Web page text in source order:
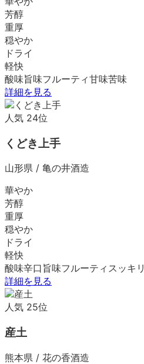
芳醇
重厚
穏やか
ドライ
軽快
酸味旨味フルーティ甘味苦味
詳細を見る
人気 24位
くどき上手
山形県 / 亀の井酒造
華やか
芳醇
重厚
穏やか
ドライ
軽快
酸味辛口 旨味フルーティ スッキリ
詳細を見る
人気 25位
産土
熊本県 / 花の香酒造